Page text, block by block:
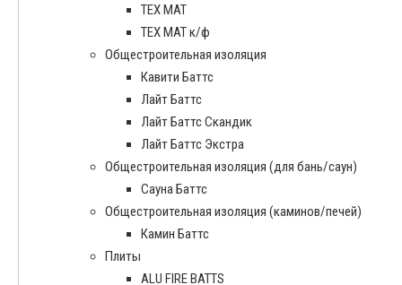
ТЕХ МАТ
ТЕХ МАТ к/ф
Общестроительная изоляция
Кавити Баттс
Лайт Баттс
Лайт Баттс Скандик
Лайт Баттс Экстра
Общестроительная изоляция (для бань/саун)
Сауна Баттс
Общестроительная изоляция (каминов/печей)
Камин Баттс
Плиты
ALU FIRE BATTS